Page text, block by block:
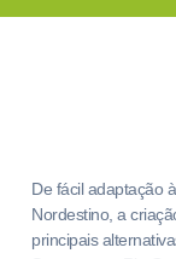
De fácil adaptação
Nordestino, a
principais